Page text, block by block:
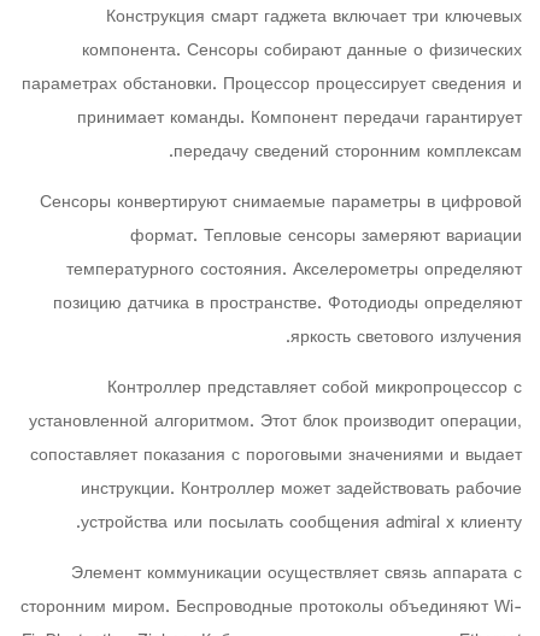
Конструкция смарт гаджета включает три ключевых
компонента. Сенсоры собирают данные о физических
параметрах обстановки. Процессор процессирует сведения и
принимает команды. Компонент передачи гарантирует
передачу сведений сторонним комплексам.
Сенсоры конвертируют снимаемые параметры в цифровой
формат. Тепловые сенсоры замеряют вариации
температурного состояния. Акселерометры определяют
позицию датчика в пространстве. Фотодиоды определяют
яркость светового излучения.
Контроллер представляет собой микропроцессор с
установленной алгоритмом. Этот блок производит операции,
сопоставляет показания с пороговыми значениями и выдает
инструкции. Контроллер может задействовать рабочие
устройства или посылать сообщения admiral x клиенту.
Элемент коммуникации осуществляет связь аппарата с
сторонним миром. Беспроводные протоколы объединяют Wi-